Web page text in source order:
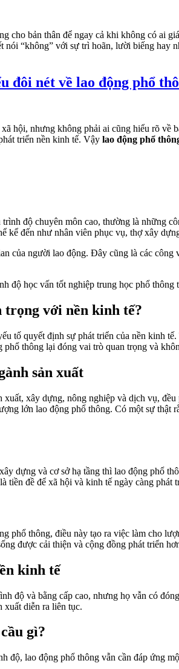
cho bản thân để ngay cả khi không có ai
“không” với sự trì hoãn, lười biếng
đôi nét về lao động phổ
hội, nhưng không phải ai cũng hiểu rõ
triển nền kinh tế. Vậy lao động phổ
độ chuyên môn cao, thường là những
kể đến như nhân viên phục vụ, thợ xây
của người lao động. Đây cũng là các
độ học vấn tốt nghiệp trung học phổ thông
trọng với nền kinh tế?
tố quyết định sự phát triển của nền kinh
thông lại đóng vai trò quan trọng và
sản xuất
xây dựng, nông nghiệp và dịch vụ,
lớn lao động phổ thông. Có một sự thật
dựng và cơ sở hạ tầng thì lao động phổ
đề để xã hội và kinh tế ngày càng phát
phổ thông, điều này tạo ra việc làm cho
được cải thiện và cộng đồng phát triển
kinh tế
độ và bằng cấp cao, nhưng họ vẫn có
xuất diễn ra liên tục.
gì?
độ, lao động phổ thông vẫn cần đáp ứng